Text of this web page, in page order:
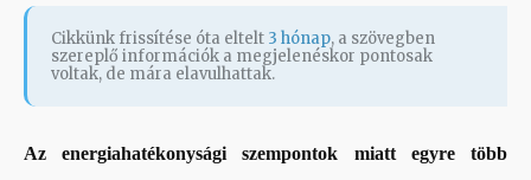
Cikkünk frissítése óta eltelt 3 hónap, a szövegben
szereplő információk a megjelenéskor pontosak
voltak, de mára elavulhattak.
Az energiahatékonysági szempontok miatt egyre több